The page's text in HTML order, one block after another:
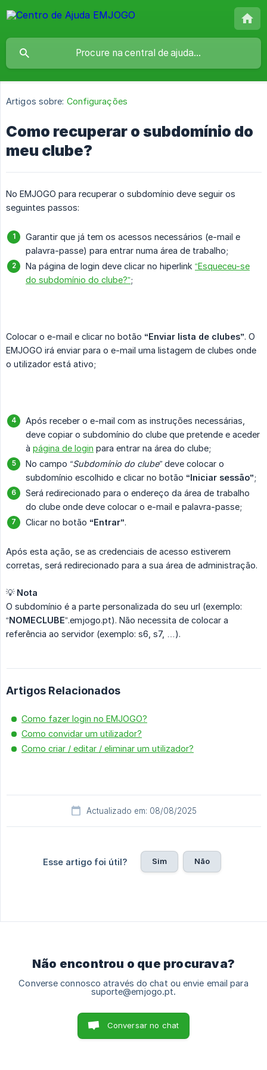
Artigos sobre: Configurações
Como recuperar o subdomínio do
meu clube?
No EMJOGO para recuperar o subdomínio deve seguir os
seguintes passos:
Garantir que já tem os acessos necessários (e-mail e
palavra-passe) para entrar numa área de trabalho;
Na página de login deve clicar no hiperlink “Esqueceu-se
do subdomínio do clube?”;
Colocar o e-mail e clicar no botão “Enviar lista de clubes”. O
EMJOGO irá enviar para o e-mail uma listagem de clubes onde
o utilizador está ativo;
Após receber o e-mail com as instruções necessárias,
deve copiar o subdomínio do clube que pretende e aceder
à página de login para entrar na área do clube;
No campo “Subdomínio do clube” deve colocar o
subdomínio escolhido e clicar no botão “Iniciar sessão”;
Será redirecionado para o endereço da área de trabalho
do clube onde deve colocar o e-mail e palavra-passe;
Clicar no botão “Entrar”.
Após esta ação, se as credenciais de acesso estiverem
corretas, será redirecionado para a sua área de administração.
💡 Nota
O subdomínio é a parte personalizada do seu url (exemplo:
“NOMECLUBE”.emjogo.pt). Não necessita de colocar a
referência ao servidor (exemplo: s6, s7, …).
Artigos Relacionados
Como fazer login no EMJOGO?
Como convidar um utilizador?
Como criar / editar / eliminar um utilizador?
Actualizado em: 08/08/2025
Esse artigo foi útil? Sim Não
Não encontrou o que procurava?
Converse connosco através do chat ou envie email para
suporte@emjogo.pt.
Conversar no chat